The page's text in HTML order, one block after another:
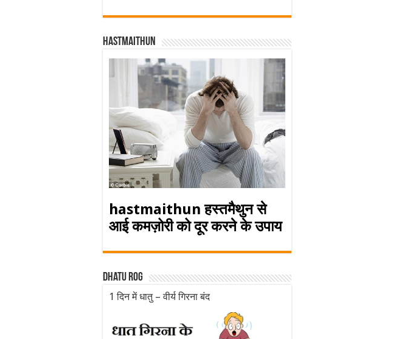
Hastmaithun
hastmaithun हस्तमैथुन से
आई कमज़ोरी को दूर करने के उपाय
Dhatu rog
1 दिन में धातु – वीर्य गिरना बंद